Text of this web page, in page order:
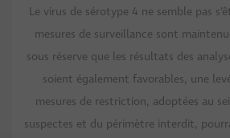
Le virus de sérotype 4 ne semble pas
mesures de surveillance sont
sous réserve que les résultats des
soient également favorables, une
mesures de restriction, adoptées au
suspectes et du périmètre interdit,